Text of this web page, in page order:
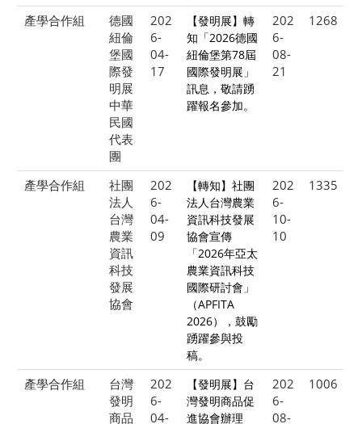
產學合作組
德國
紐倫
堡國
際發
明展
中華
民國
代表
團
202
6-
04-
17
【發明展】轉
知「2026德國
紐倫堡第78屆
國際發明展」
訊息，敬請踴
躍報名參加。
202
6-
08-
21
1268
產學合作組
社團
法人
台灣
農業
資訊
科技
發展
協會
202
6-
04-
09
【轉知】社團
法人台灣農業
資訊科技發展
協會宣傳
「2026年亞太
農業資訊科技
國際研討會」
（APFITA
2026），鼓勵
踴躍參與投
稿。
202
6-
10-
10
1335
產學合作組
台灣
發明
商品
202
6-
04-
【發明展】台
灣發明商品促
進協會辦理
202
6-
08-
1006